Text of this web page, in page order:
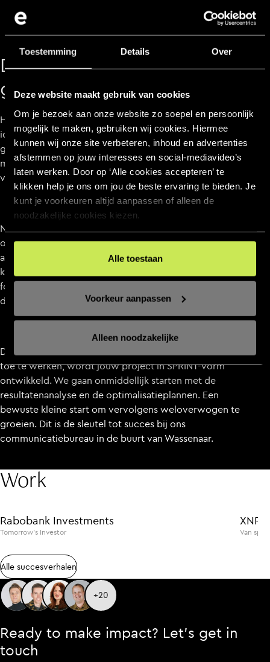
Toestemming Details Over
Deze website maakt gebruik van cookies
Om je bezoek aan onze website zo soepel en persoonlijk
mogelijk te maken, gebruiken wij cookies. Hiermee
kunnen wij onze site verbeteren, inhoud en advertenties
afstemmen op jouw interesses en social‑mediavideo’s
laten werken. Door op ‘Alle cookies accepteren’ te
klikken help je ons om jou de beste ervaring te bieden. Je
kunt je voorkeuren altijd aanpassen of alleen de
noodzakelijke cookies kiezen.
Alle toestaan
Voorkeur aanpassen
Alleen noodzakelijke
Denk groot, start klein en
groei slim
Het hebben van succes start met het hebben van een
idee. Een idee ontstaat niet zomaar, het moet worden
gecreëerd. Om deze reden beginnen we te allen tijde
met een creatieve brainstormsessie met de professionals
van Every Day.
Na afronding van deze brainstormsessie zijn we gereed
om een strategische basis te creëren. Hierna hebben we
antwoord op o.a. de volgende vragen: waar liggen
kansen, hoe vergroten we deze kansen, waar ligt de
focus, hoe bereiken we succes, wat zijn de
doelstellingen etc.
Denk groot, maar start klein. Om vlug naar een lancering
toe te werken, wordt jouw project in SPRINT-vorm
ontwikkeld. We gaan onmiddellijk starten met de
resultatenanalyse en de optimalisatieplannen. Een
bewuste kleine start om vervolgens weloverwogen te
groeien. Dit is de sleutel tot succes bij ons
communicatiebureau in de buurt van Wassenaar.
Work
Rabobank Investments
Tomorrow’s Investor Van
Alle succesverhalen
Alle succesverhalen
+20
Ready to make impact? Let’s get in
touch